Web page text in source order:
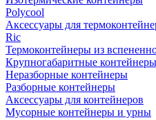
Polycool
Аксессуары для
Ric
Термоконтейнеры из
Крупногабаритные контейнеры
Неразборные контейнеры
Разборные контейнеры
Аксессуары для контейнеров
Мусорные контейнеры и урны